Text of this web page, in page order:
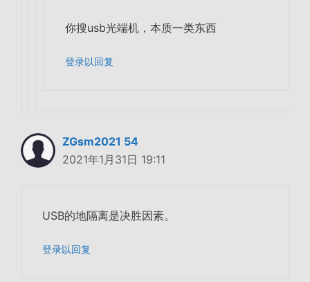
你搜usb光端机，本质一类东西
登录以回复
ZGsm2021 54
2021年1月31日 19:11
USB的地隔离是决胜因素。
登录以回复